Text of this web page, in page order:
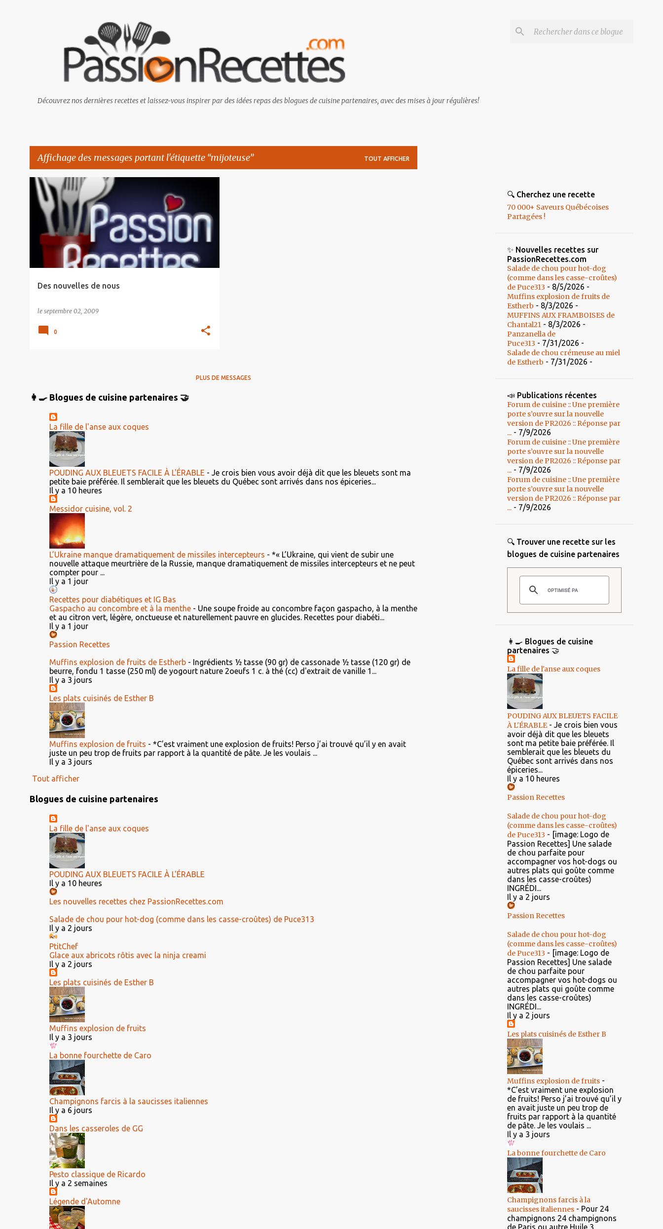
Découvrez nos dernières recettes et laissez-vous inspirer par des idées repas des blogues de cuisine partenaires, avec des mises à jour régulières!
Affichage des messages portant l'étiquette mijoteuse TOUT AFFICHER
M
Des nouvelles de nous
le septembre 02, 2009
BOEUF DÉSHYDRATEUR DESSERT
0
PLUS DE MESSAGES
👩‍🍳 Blogues de cuisine partenaires 🤝
La fille de l'anse aux coques
POUDING AUX BLEUETS FACILE À L'ÉRABLE - Je crois bien vous avoir déjà dit que les bleuets sont ma
petite baie préférée. Il semblerait que les bleuets du Québec sont arrivés dans nos épiceries...
Il y a 10 heures
Messidor cuisine, vol. 2
L’Ukraine manque dramatiquement de missiles intercepteurs - *« L’Ukraine, qui vient de subir une
nouvelle attaque meurtrière de la Russie, manque dramatiquement de missiles intercepteurs et ne peut
compter pour ...
Il y a 1 jour
Recettes pour diabétiques et IG Bas
Gaspacho au concombre et à la menthe - Une soupe froide au concombre façon gaspacho, à la menthe
et au citron vert, légère, onctueuse et naturellement pauvre en glucides. Recettes pour diabéti...
Il y a 1 jour
Passion Recettes
Muffins explosion de fruits de Estherb - Ingrédients ½ tasse (90 gr) de cassonade ½ tasse (120 gr) de
beurre, fondu 1 tasse (250 ml) de yogourt nature 2oeufs 1 c. à thé (cc) d'extrait de vanille 1...
Il y a 3 jours
Les plats cuisinés de Esther B
Muffins explosion de fruits - *C’est vraiment une explosion de fruits! Perso j’ai trouvé qu’il y en avait
juste un peu trop de fruits par rapport à la quantité de pâte. Je les voulais ...
Il y a 3 jours
Tout afficher
Blogues de cuisine partenaires
La fille de l'anse aux coques
POUDING AUX BLEUETS FACILE À L'ÉRABLE
Il y a 10 heures
Les nouvelles recettes chez PassionRecettes.com
Salade de chou pour hot-dog (comme dans les casse-croûtes) de Puce313
Il y a 2 jours
PtitChef
Glace aux abricots rôtis avec la ninja creami
Il y a 2 jours
Les plats cuisinés de Esther B
Muffins explosion de fruits
Il y a 3 jours
La bonne fourchette de Caro
Champignons farcis à la saucisses italiennes
Il y a 6 jours
Dans les casseroles de GG
Pesto classique de Ricardo
Il y a 2 semaines
Légende d'Automne
🔍 Cherchez une recette
70 000+ Saveurs Québécoises
Partagées !
✨ Nouvelles recettes sur
PassionRecettes.com
Salade de chou pour hot-dog
(comme dans les casse-croûtes)
de Puce313 - 8/5/2026 -
Muffins explosion de fruits de
Estherb - 8/3/2026 -
MUFFINS AUX FRAMBOISES de
Chantal21 - 8/3/2026 -
Panzanella de
Puce313 - 7/31/2026 -
Salade de chou crémeuse au miel
de Estherb - 7/31/2026 -
📣 Publications récentes
Forum de cuisine :: Une première
porte s’ouvre sur la nouvelle
version de PR2026 :: Réponse par
... - 7/9/2026
Forum de cuisine :: Une première
porte s’ouvre sur la nouvelle
version de PR2026 :: Réponse par
... - 7/9/2026
Forum de cuisine :: Une première
porte s’ouvre sur la nouvelle
version de PR2026 :: Réponse par
... - 7/9/2026
🔍 Trouver une recette sur les
blogues de cuisine partenaires
👩‍🍳 Blogues de cuisine
partenaires 🤝
La fille de l'anse aux coques
POUDING AUX BLEUETS FACILE
À L'ÉRABLE - Je crois bien vous
avoir déjà dit que les bleuets
sont ma petite baie préférée. Il
semblerait que les bleuets du
Québec sont arrivés dans nos
épiceries...
Il y a 10 heures
Passion Recettes
Salade de chou pour hot-dog
(comme dans les casse-croûtes)
de Puce313 - [image: Logo de
Passion Recettes] Une salade
de chou parfaite pour
accompagner vos hot-dogs ou
autres plats qui goûte comme
dans les casse-croûtes)
INGRÉDI...
Il y a 2 jours
Passion Recettes
Salade de chou pour hot-dog
(comme dans les casse-croûtes)
de Puce313 - [image: Logo de
Passion Recettes] Une salade
de chou parfaite pour
accompagner vos hot-dogs ou
autres plats qui goûte comme
dans les casse-croûtes)
INGRÉDI...
Il y a 2 jours
Les plats cuisinés de Esther B
Muffins explosion de fruits -
*C’est vraiment une explosion
de fruits! Perso j’ai trouvé qu’il y
en avait juste un peu trop de
fruits par rapport à la quantité
de pâte. Je les voulais ...
Il y a 3 jours
La bonne fourchette de Caro
Champignons farcis à la
saucisses italiennes - Pour 24
champignons 24 champignons
de Paris ou autre Huile 3